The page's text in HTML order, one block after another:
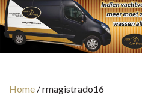
Home /rmagistrado16